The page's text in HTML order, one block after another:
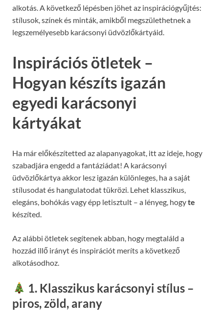
alkotás. A következő lépésben jöhet az inspirációgyűjtés:
stílusok, színek és minták, amikből megszülethetnek a
legszemélyesebb karácsonyi üdvözlőkártyáid.
Inspirációs ötletek –
Hogyan készíts igazán
egyedi karácsonyi
kártyákat
Ha már előkészítetted az alapanyagokat, itt az ideje, hogy
szabadjára engedd a fantáziádat! A karácsonyi
üdvözlőkártya akkor lesz igazán különleges, ha a saját
stílusodat és hangulatodat tükrözi. Lehet klasszikus,
elegáns, bohókás vagy épp letisztult – a lényeg, hogyte
készíted.
Az alábbi ötletek segítenek abban, hogy megtaláld a
hozzád illő irányt és inspirációt meríts a következő
alkotásodhoz.
1. Klasszikus karácsonyi stílus –
piros, zöld, arany